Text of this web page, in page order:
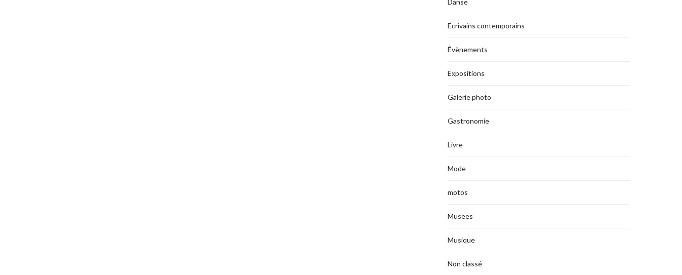
Danse
Ecrivains contemporains
Évènements
Expositions
Galerie photo
Gastronomie
Livre
Mode
motos
Musees
Musique
Non classé